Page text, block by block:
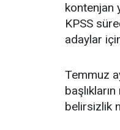
kontenjan
KPSS
adaylar
Temmuz
belirsizlik